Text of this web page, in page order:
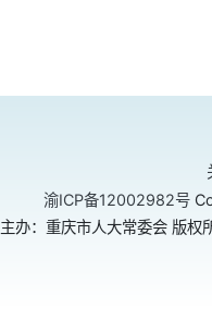
渝ICP备12002982号
主办：重庆市人大常委会 版